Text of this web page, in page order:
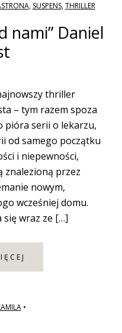
, SUSPENS,THRILLER
nami” Daniel
thriller
– tym razem spoza
pióra serii o lekarzu,
od samego początku
i niepewności,
znalezioną przez
nowym,
wcześniej domu.
się wraz ze […]
•